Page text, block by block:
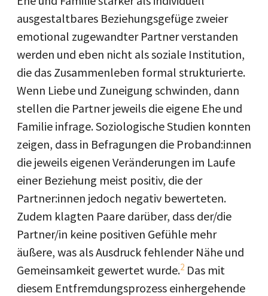
ausgestaltbares Beziehungsgefüge zweier
emotional zugewandter Partner verstanden
werden und eben nicht als soziale Institution,
die das Zusammenleben formal strukturierte.
Wenn Liebe und Zuneigung schwinden, dann
stellen die Partner jeweils die eigene Ehe und
Familie infrage. Soziologische Studien konnten
zeigen, dass in Befragungen die Proband:innen
die jeweils eigenen Veränderungen im Laufe
einer Beziehung meist positiv, die der
Partner:innen jedoch negativ bewerteten.
Zudem klagten Paare darüber, dass der/die
Partner/in keine positiven Gefühle mehr
äußere, was als Ausdruck fehlender Nähe und
Gemeinsamkeit gewertet wurde.2 Das mit
diesem Entfremdungsprozess einhergehende